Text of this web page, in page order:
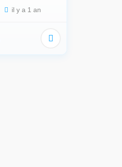
il y a 1 an